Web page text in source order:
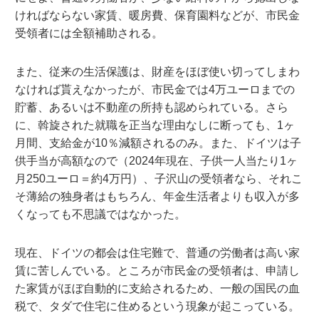
ければならない家賃、暖房費、保育園料などが、市民金
受領者には全額補助される。
また、従来の生活保護は、財産をほぼ使い切ってしまわ
なければ貰えなかったが、市民金では4万ユーロまでの
貯蓄、あるいは不動産の所持も認められている。さら
に、斡旋された就職を正当な理由なしに断っても、1ヶ
月間、支給金が10％減額されるのみ。また、ドイツは子
供手当が高額なので（2024年現在、子供一人当たり1ヶ
月250ユーロ＝約4万円）、子沢山の受領者なら、それこ
そ薄給の独身者はもちろん、年金生活者よりも収入が多
くなっても不思議ではなかった。
現在、ドイツの都会は住宅難で、普通の労働者は高い家
賃に苦しんでいる。ところが市民金の受領者は、申請し
た家賃がほぼ自動的に支給されるため、一般の国民の血
税で、タダで住宅に住めるという現象が起こっている。